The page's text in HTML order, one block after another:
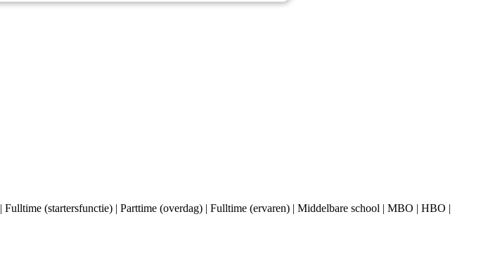
| Fulltime (startersfunctie) | Parttime (overdag) | Fulltime (ervaren) | Middelbare school | MBO | HBO |